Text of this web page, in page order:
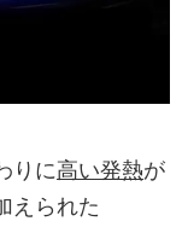
りに高い発熱が
えられた